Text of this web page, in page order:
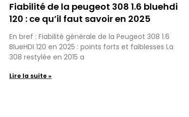
Fiabilité de la peugeot 308 1.6 bluehdi
120 : ce qu’il faut savoir en 2025
En bref : Fiabilité générale de la Peugeot 308 1.6
BlueHDI 120 en 2025 : points forts et faiblesses La
308 restylée en 2015 a
Lire la suite »